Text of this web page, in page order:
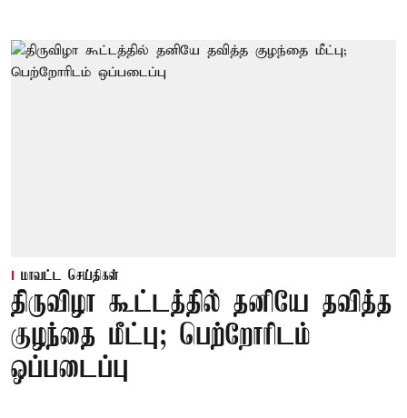
மாவட்ட செய்திகள்
திருவிழா கூட்டத்தில் தனியே தவித்த
குழந்தை மீட்பு; பெற்றோரிடம்
ஒப்படைப்பு